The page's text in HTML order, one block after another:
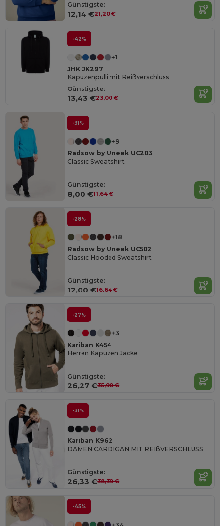
Günstigste:
12,14 €21,20 €
-42%
+1
JHK JK297
Kapuzenpulli mit Reißverschluss
Günstigste:
13,43 €23,00 €
-31%
+9
Radsow by Uneek UC203
Classic Sweatshirt
Günstigste:
8,00 €11,64 €
-28%
+18
Radsow by Uneek UC502
Classic Hooded Sweatshirt
Günstigste:
12,00 €16,64 €
-27%
+3
Kariban K454
Herren Kapuzen Jacke
Günstigste:
26,27 €35,90 €
-31%
Kariban K962
DAMEN CARDIGAN MIT REIßVERSCHLUSS
Günstigste:
26,33 €38,39 €
-45%